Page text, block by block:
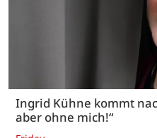
Ingrid Kühne kommt
aber ohne mich!“